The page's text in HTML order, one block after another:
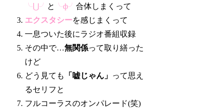
╰⋃╯ と ╰ф╯合体しまくって
エクスタシーを感じまくって
一息ついた後にラジオ番組収録
その中で…無関係って取り繕った
けど
どう見ても
「嘘じゃん」 って思え
るセリフと
フルコーラスのオンパレード(笑)